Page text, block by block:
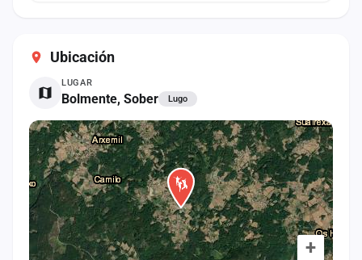
Ubicación
LUGAR
Bolmente, Sober Lugo
+